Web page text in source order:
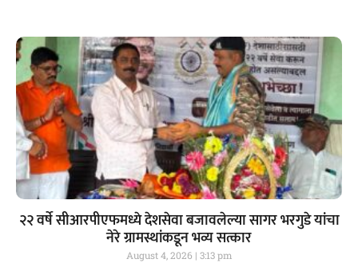
२२ वर्षे सीआरपीएफमध्ये देशसेवा बजावलेल्या सागर भरगुडे यांचा
नेरे ग्रामस्थांकडून भव्य सत्कार
August 4, 2026 3:13 pm